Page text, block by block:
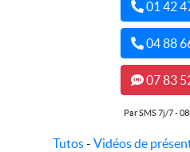
01 42
04 88
07 83
Par SMS 7j/7 -
Tutos- Vidéos de